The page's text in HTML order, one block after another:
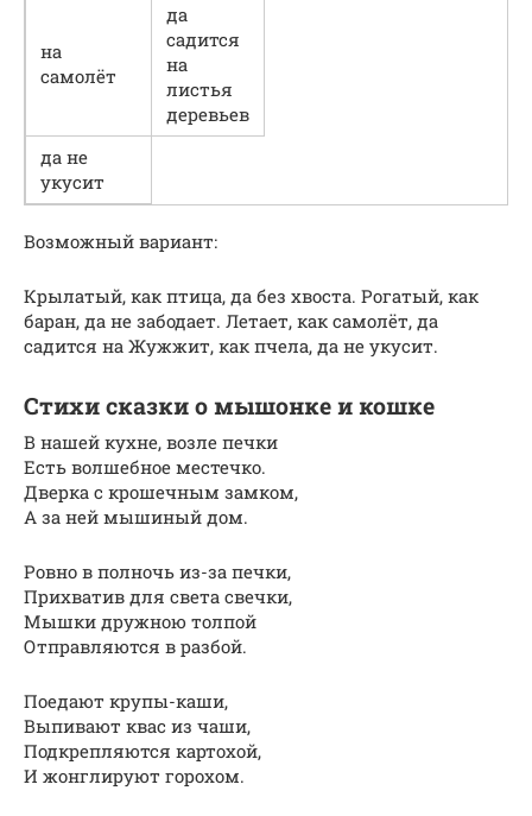
на
самолёт
да
садится
на
листья
деревьев
да не
укусит
Возможный вариант:
Крылатый, как птица, да без хвоста. Рогатый, как
баран, да не забодает. Летает, как самолёт, да
садится на Жужжит, как пчела, да не укусит.
Стихи сказки о мышонке и кошке
В нашей кухне, возле печки
Есть волшебное местечко.
Дверка с крошечным замком,
А за ней мышиный дом.
Ровно в полночь из-за печки,
Прихватив для света свечки,
Мышки дружною толпой
Отправляются в разбой.
Поедают крупы-каши,
Выпивают квас из чаши,
Подкрепляются картохой,
И жонглируют горохом.